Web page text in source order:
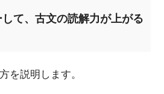
て、古文の読解力が上がる
を説明します。